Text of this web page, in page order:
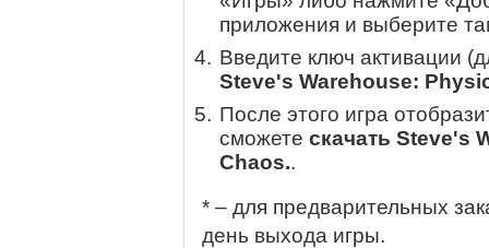
приложения и выберите
Введите ключ активации
Steve's Warehouse:
После этого игра
сможете скачать Steve's
Chaos..
* – для предварительных
день выхода игры.